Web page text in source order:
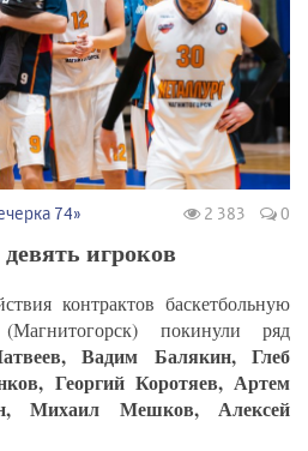
74» 2 383 0
игроков
контрактов баскетбольную
покинули ряд
Вадим Балякин, Глеб
Георгий Коротяев, Артем
Михаил Мешков, Алексей